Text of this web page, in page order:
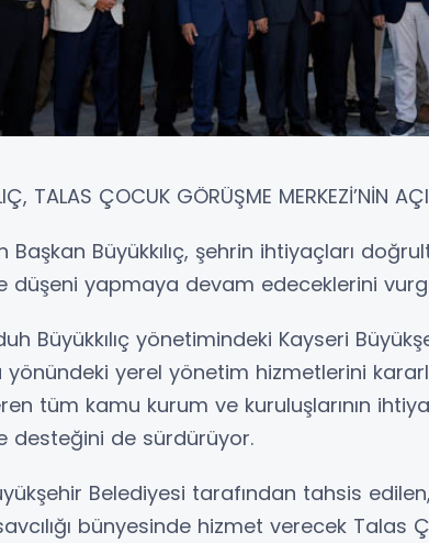
TALAS ÇOCUK GÖRÜŞME MERKEZİ’NİN
Başkan Büyükkılıç, şehrin ihtiyaçları
düşeni yapmaya devam edeceklerini
Büyükkılıç yönetimindeki Kayseri
yönündeki yerel yönetim hizmetlerini
tüm kamu kurum ve kuruluşlarının
desteğini de sürdürüyor.
Belediyesi tarafından tahsis
bünyesinde hizmet verecek Talas